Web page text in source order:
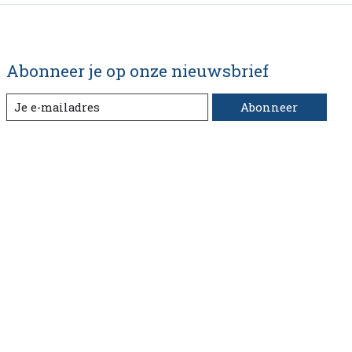
Abonneer je op onze nieuwsbrief
Abonneer